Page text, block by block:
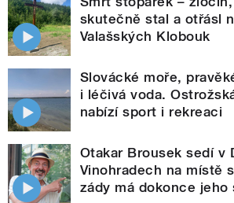
skutečně stal a otřásl
Valašských Klobouk
Slovácké moře,
i léčivá voda.
nabízí sport i rekreaci
Otakar Brousek sedí v
Vinohradech na místě
zády má dokonce jeho